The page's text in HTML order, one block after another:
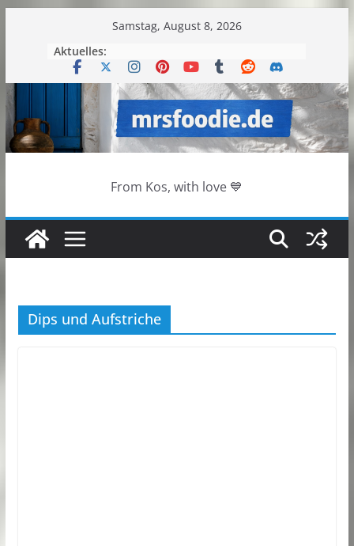
Samstag, August 8, 2026
Aktuelles:
From Kos, with love 💙
Dips und Aufstriche